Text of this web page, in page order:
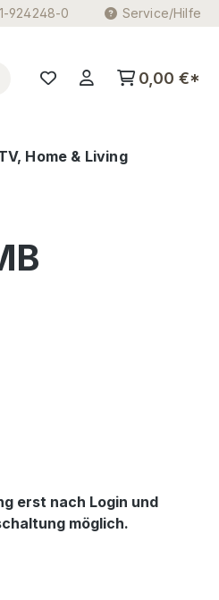
924248-0 Service/Hilfe
0,00 €*
Home & Living
Wert
erst nach Login und
möglich.